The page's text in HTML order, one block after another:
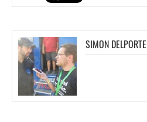
SIMON DELPORTE